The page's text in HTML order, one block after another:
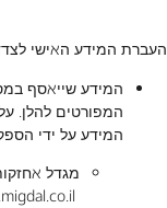
העברת המידע האישי
המידע שייאסף
המפורטים להלן.
המידע על ידי